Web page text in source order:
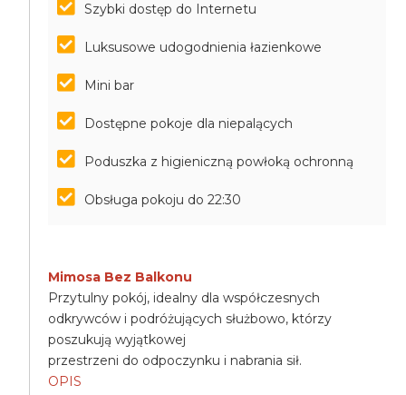
Szybki dostęp do Internetu
Luksusowe udogodnienia łazienkowe
Mini bar
Dostępne pokoje dla niepalących
Poduszka z higieniczną powłoką ochronną
Obsługa pokoju do 22:30
Mimosa Bez Balkonu
Przytulny pokój, idealny dla współczesnych
odkrywców i podróżujących służbowo, którzy
poszukują wyjątkowej
przestrzeni do odpoczynku i nabrania sił.
OPIS